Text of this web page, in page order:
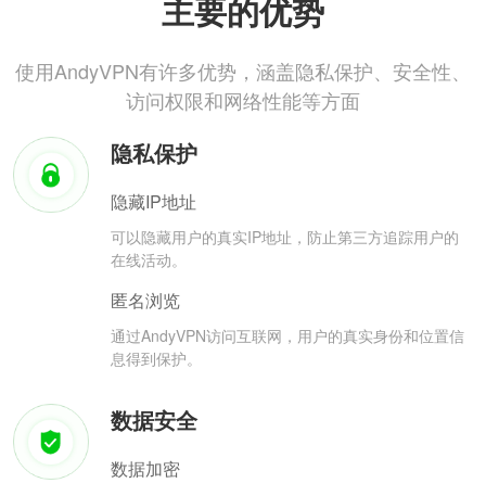
主要的优势
使用AndyVPN有许多优势，涵盖隐私保护、安全性、
访问权限和网络性能等方面
隐私保护
隐藏IP地址
可以隐藏用户的真实IP地址，防止第三方追踪用户的
在线活动。
匿名浏览
通过AndyVPN访问互联网，用户的真实身份和位置信
息得到保护。
数据安全
数据加密